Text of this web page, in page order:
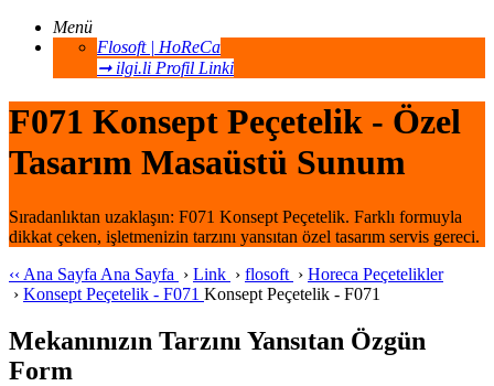
Menü
Flosoft | HoReCa
➞ ilgi.li Profil Linki
F071 Konsept Peçetelik - Özel
Tasarım Masaüstü Sunum
Sıradanlıktan uzaklaşın: F071 Konsept Peçetelik. Farklı formuyla
dikkat çeken, işletmenizin tarzını yansıtan özel tasarım servis gereci.
‹‹ Ana Sayfa Ana Sayfa › Link › flosoft › Horeca Peçetelikler
› Konsept Peçetelik - F071 Konsept Peçetelik - F071
Mekanınızın Tarzını Yansıtan Özgün
Form